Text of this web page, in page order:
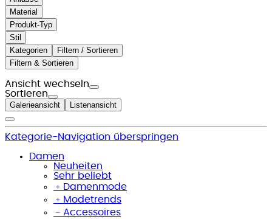
Material
Produkt-Typ
Stil
Kategorien
Filtern / Sortieren
Filtern & Sortieren
Ansicht wechseln
Sortieren
Galerieansicht Listenansicht
Kategorie-Navigation überspringen
Damen
Neuheiten
Sehr beliebt
﹢ Damenmode
﹢ Modetrends
﹣ Accessoires